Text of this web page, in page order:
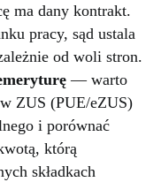
ma dany kontrakt.
pracy, sąd ustala
od woli stron.
— warto
ZUS (PUE/eZUS)
i porównać
którą
składkach